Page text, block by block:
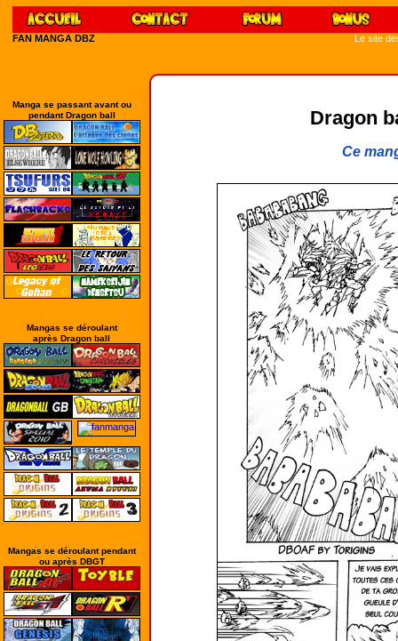
FAN MANGA DBZ Le site
Manga se passant avant ou
pendant Dragon ball
Mangas se déroulant
après Dragon ball
Mangas se déroulant pendant
ou après DBGT
Dragon
Ce